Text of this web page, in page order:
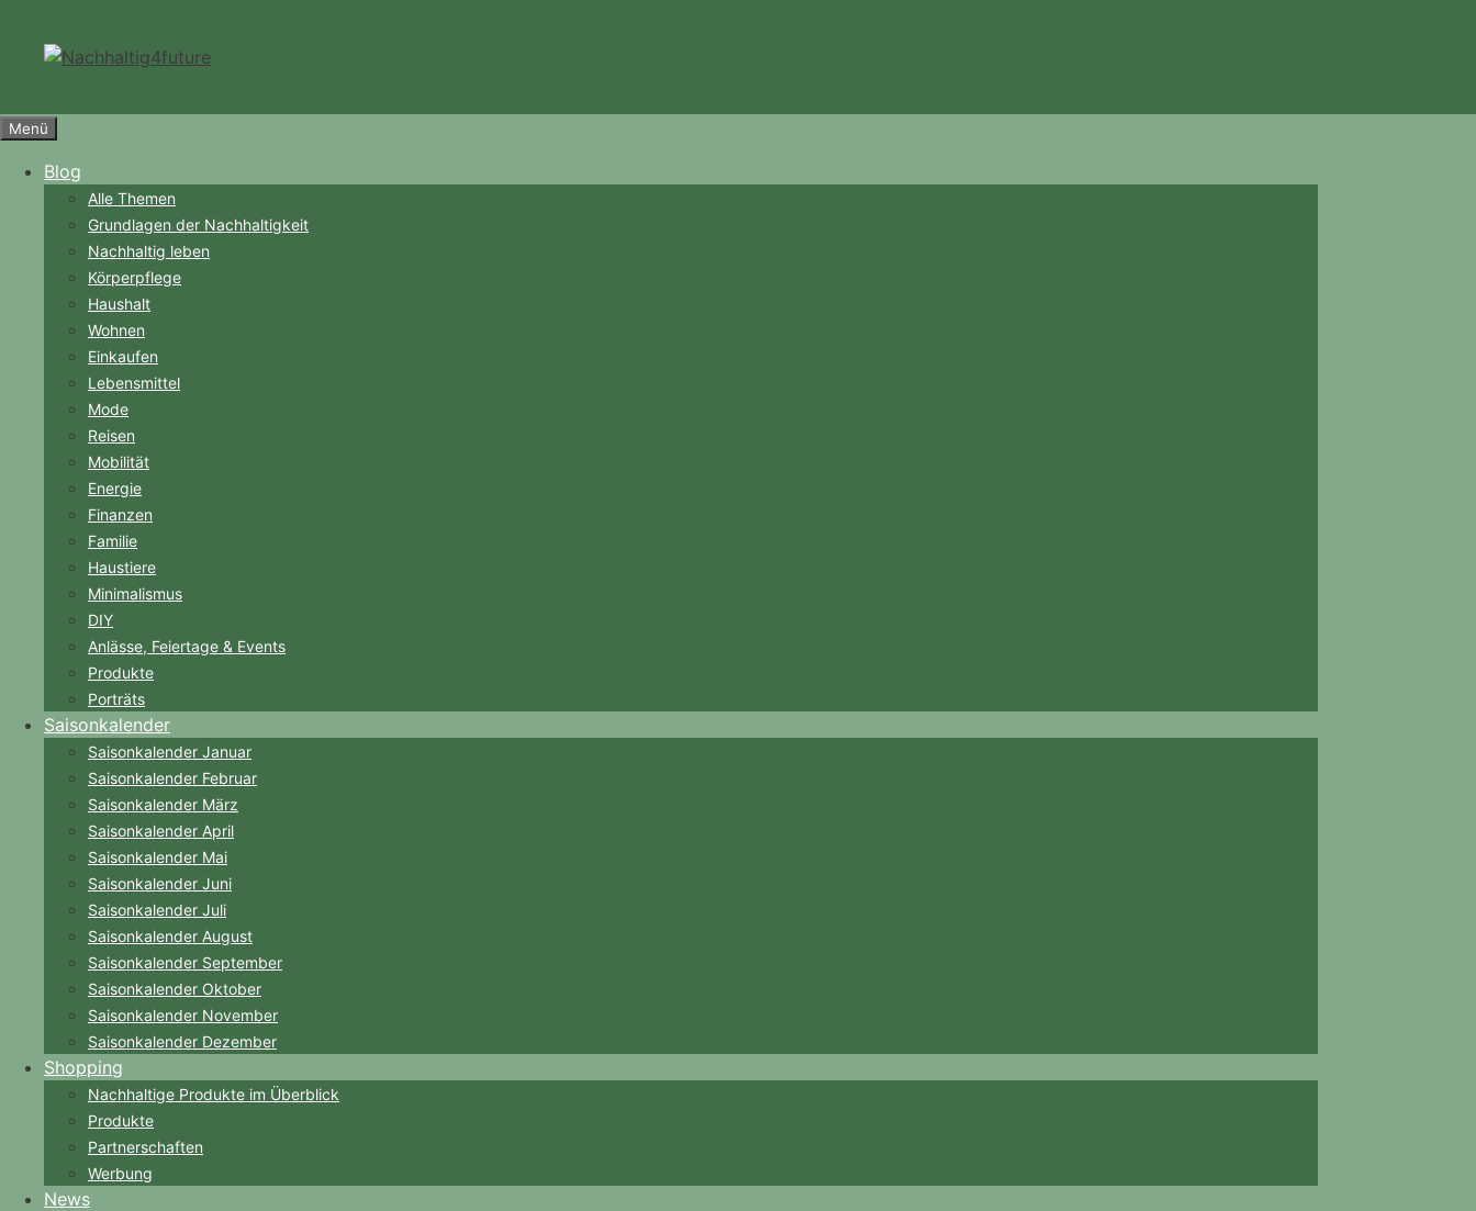
springen
Menü
Blog
Alle Themen
Grundlagen der Nachhaltigkeit
Nachhaltig leben
Körperpflege
Haushalt
Wohnen
Einkaufen
Lebensmittel
Mode
Reisen
Mobilität
Energie
Finanzen
Familie
Haustiere
Minimalismus
DIY
Anlässe, Feiertage & Events
Produkte
Porträts
Saisonkalender
Saisonkalender Januar
Saisonkalender Februar
Saisonkalender März
Saisonkalender April
Saisonkalender Mai
Saisonkalender Juni
Saisonkalender Juli
Saisonkalender August
Saisonkalender September
Saisonkalender Oktober
Saisonkalender November
Saisonkalender Dezember
Shopping
Nachhaltige Produkte im Überblick
Produkte
Partnerschaften
Werbung
News